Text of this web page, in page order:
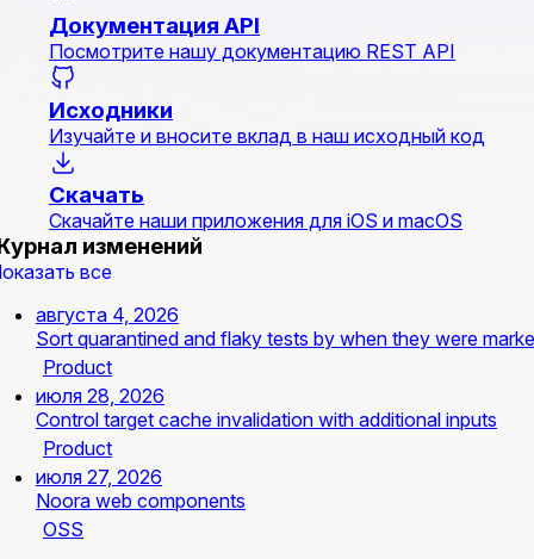
Документация API
Посмотрите нашу документацию REST API
Исходники
Изучайте и вносите вклад в наш исходный код
Скачать
Скачайте наши приложения для iOS и macOS
изменений
все
августа 4, 2026
Sort quarantined and flaky tests by when they were
Product
июля 28, 2026
Control target cache invalidation with additional inputs
Product
июля 27, 2026
Noora web components
OSS